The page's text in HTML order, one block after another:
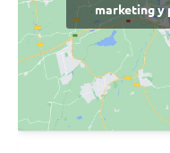
marketing y